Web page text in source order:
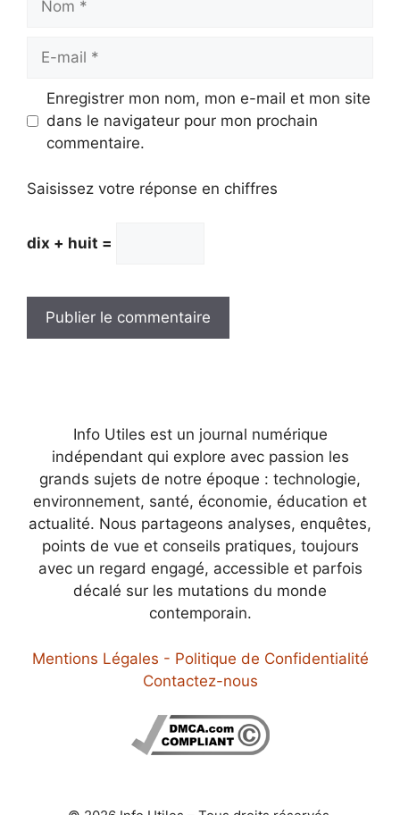
Enregistrer mon nom, mon e-mail et mon site
dans le navigateur pour mon prochain
commentaire.
Saisissez votre réponse en chiffres
dix + huit =
Info Utiles est un journal numérique
indépendant qui explore avec passion les
grands sujets de notre époque : technologie,
environnement, santé, économie, éducation et
actualité. Nous partageons analyses, enquêtes,
points de vue et conseils pratiques, toujours
avec un regard engagé, accessible et parfois
décalé sur les mutations du monde
contemporain.
Mentions Légales - Politique de Confidentialité
Contactez-nous